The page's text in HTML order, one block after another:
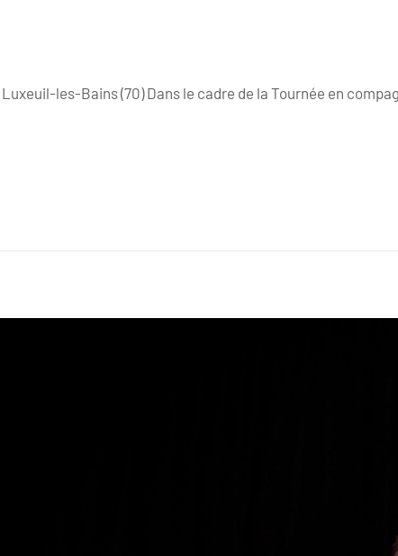
les-Bains (70) Dans le cadre de la Tournée en